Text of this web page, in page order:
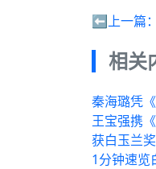
⬅️上一篇：
相关
秦海璐凭
王宝强携
获白玉兰
1分钟速览